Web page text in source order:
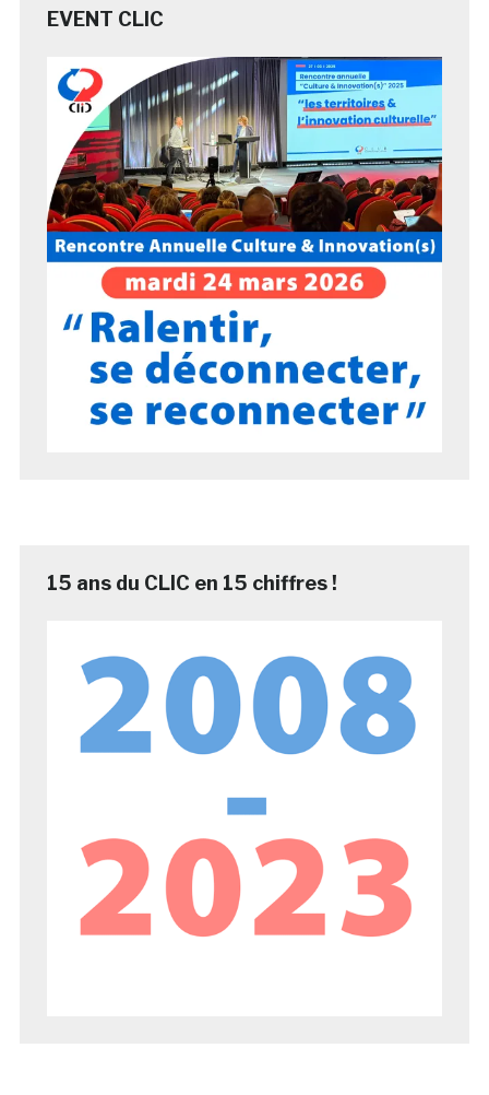
EVENT CLIC
15 ans du CLIC en 15 chiffres !